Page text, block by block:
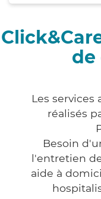
de
Les services
réalisés
Besoin
l'entretien
aide à